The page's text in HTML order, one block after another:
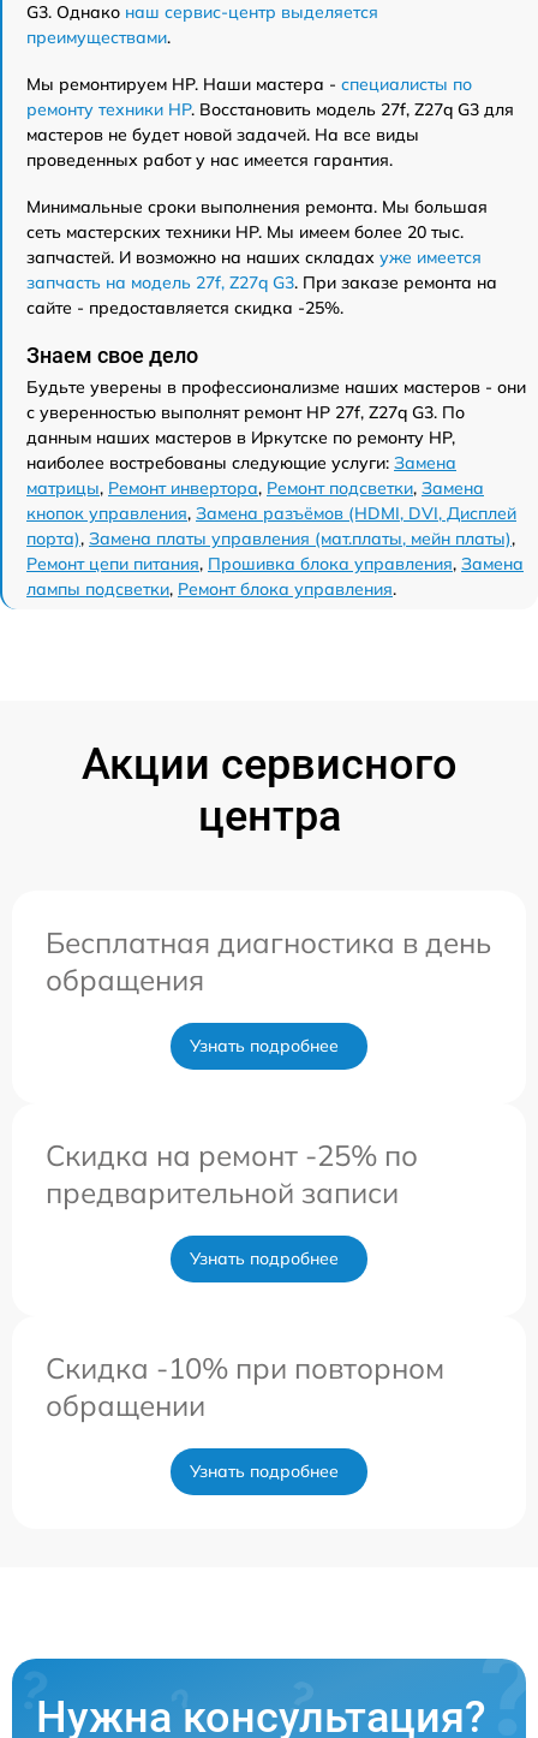
G3. Однако наш сервис-центр выделяется
преимуществами.
Мы ремонтируем HP. Наши мастера - специалисты по
ремонту техники HP. Восстановить модель 27f, Z27q G3 для
мастеров не будет новой задачей. На все виды
проведенных работ у нас имеется гарантия.
Минимальные сроки выполнения ремонта. Мы большая
сеть мастерских техники HP. Мы имеем более 20 тыс.
запчастей. И возможно на наших складах уже имеется
запчасть на модель 27f, Z27q G3. При заказе ремонта на
сайте - предоставляется скидка -25%.
Знаем свое дело
Будьте уверены в профессионализме наших мастеров - они
с уверенностью выполнят ремонт HP 27f, Z27q G3. По
данным наших мастеров в Иркутске по ремонту HP,
наиболее востребованы следующие услуги: Замена
матрицы, Ремонт инвертора, Ремонт подсветки, Замена
кнопок управления, Замена разъёмов (HDMI, DVI, Дисплей
порта), Замена платы управления (мат.платы, мейн платы),
Ремонт цепи питания, Прошивка блока управления, Замена
лампы подсветки, Ремонт блока управления.
Акции сервисного
центра
Бесплатная диагностика в день
обращения
Узнать подробнее
Скидка на ремонт -25% по
предварительной записи
Узнать подробнее
Скидка -10% при повторном
обращении
Узнать подробнее
Нужна консультация?